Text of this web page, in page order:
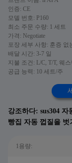
인증: CE
모델 번호: P160
최소 주문 수량: 1 세트
가격: Negotiate
포장 세부 사항: 훈증 없
배달 시간: 3-7 일
지불 조건: L/C, T/T, 웨
공급 능력: 10 세트/주
강조하다: sus304 자
빵집 자동 껍질을 벗
1용량: